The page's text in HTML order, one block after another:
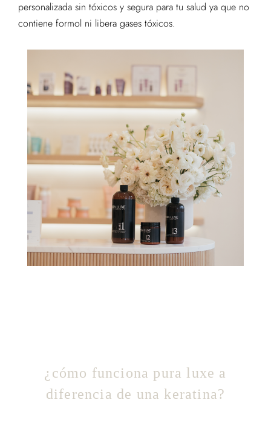
personalizada sin tóxicos y segura para tu salud ya que no
contiene formol ni libera gases tóxicos.
¿cómo funciona pura luxe a
diferencia de una keratina?​